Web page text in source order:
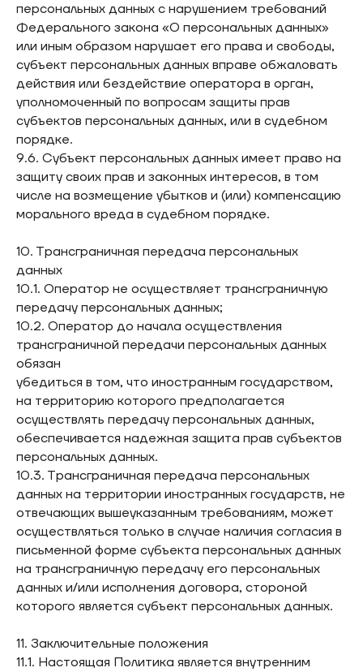
персональных данных с нарушением требований
Федерального закона «О персональных данных»
или иным образом нарушает его права и свободы,
субъект персональных данных вправе обжаловать
действия или бездействие оператора в орган,
уполномоченный по вопросам защиты прав
субъектов персональных данных, или в судебном
порядке.
9.6. Субъект персональных данных имеет право на
защиту своих прав и законных интересов, в том
числе на возмещение убытков и (или) компенсацию
морального вреда в судебном порядке.
10. Трансграничная передача персональных
данных
10.1. Оператор не осуществляет трансграничную
передачу персональных данных;
10.2. Оператор до начала осуществления
трансграничной передачи персональных данных
обязан
убедиться в том, что иностранным государством,
на территорию которого предполагается
осуществлять передачу персональных данных,
обеспечивается надежная защита прав субъектов
персональных данных.
10.3. Трансграничная передача персональных
данных на территории иностранных государств, не
отвечающих вышеуказанным требованиям, может
осуществляться только в случае наличия согласия в
письменной форме субъекта персональных данных
на трансграничную передачу его персональных
данных и/или исполнения договора, стороной
которого является субъект персональных данных.
11. Заключительные положения
11.1. Настоящая Политика является внутренним